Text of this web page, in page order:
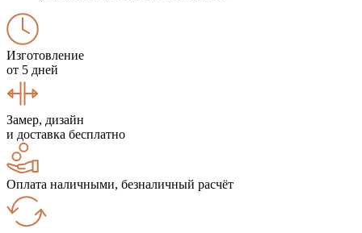
Изготовление
от 5 дней
Замер, дизайн
и доставка бесплатно
Оплата наличными, безналичный расчёт